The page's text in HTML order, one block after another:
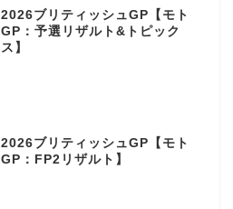
2026ブリティッシュGP【モト
GP：予選リザルト&トピック
ス】
2026ブリティッシュGP【モト
GP：FP2リザルト】